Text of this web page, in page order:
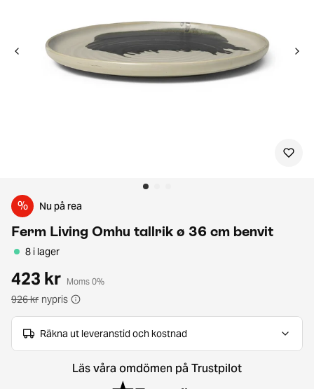
% Nu på rea
Ferm Living Omhu tallrik ø 36 cm benvit
8 i lager
423 kr Moms 0%
926 kr nypris
Räkna ut leveranstid och kostnad
Läs våra omdömen på Trustpilot